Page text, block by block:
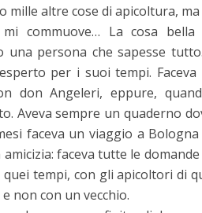
mille altre cose di apicoltura,
mi commuove… La cosa
una persona che sapesse
per i suoi tempi.
don Angeleri, eppure,
Aveva sempre un quaderno
faceva un viaggio a
faceva tutte le
quei tempi, con gli apicoltori di
non con un vecchio.